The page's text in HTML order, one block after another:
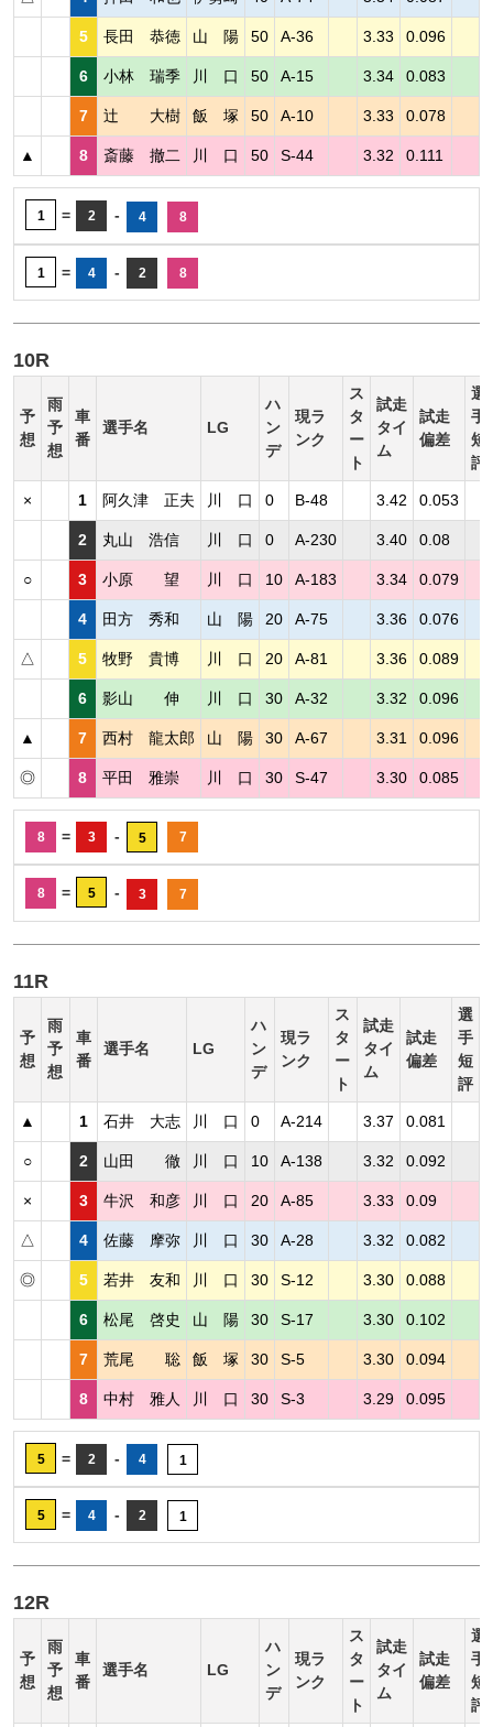
5 長田 恭徳 山 陽 50 A-36 3.33 0.096
6 小林 瑞季 川 口 50 A-15 3.34 0.083
7 辻 大樹 飯 塚 50 A-10 3.33 0.078
▲ 8 斎藤 撤二 川 口 50 S-44 3.32 0.111
1 = 2 - 4 8
1 = 4 - 2 8
10R
予
想
雨
予
想
車
番
選手名 LG
ハ
ン
デ
現ラ
ンク
ス
タ
ー
ト
試走
タイ
ム
試走
偏差
選
手
短
評
× 1 阿久津 正夫 川 口 0 B-48 3.42 0.053
2 丸山 浩信 川 口 0 A-230 3.40 0.08
○ 3 小原 望 川 口 10 A-183 3.34 0.079
4 田方 秀和 山 陽 20 A-75 3.36 0.076
△ 5 牧野 貴博 川 口 20 A-81 3.36 0.089
6 影山 伸 川 口 30 A-32 3.32 0.096
▲ 7 西村 龍太郎 山 陽 30 A-67 3.31 0.096
◎ 8 平田 雅崇 川 口 30 S-47 3.30 0.085
8 = 3 - 5 7
8 = 5 - 3 7
11R
予
想
雨
予
想
車
番
選手名 LG
ハ
ン
デ
現ラ
ンク
ス
タ
ー
ト
試走
タイ
ム
試走
偏差
選
手
短
評
▲ 1 石井 大志 川 口 0 A-214 3.37 0.081
○ 2 山田 徹 川 口 10 A-138 3.32 0.092
× 3 牛沢 和彦 川 口 20 A-85 3.33 0.09
△ 4 佐藤 摩弥 川 口 30 A-28 3.32 0.082
◎ 5 若井 友和 川 口 30 S-12 3.30 0.088
6 松尾 啓史 山 陽 30 S-17 3.30 0.102
7 荒尾 聡 飯 塚 30 S-5 3.30 0.094
8 中村 雅人 川 口 30 S-3 3.29 0.095
5 = 2 - 4 1
5 = 4 - 2 1
12R
予
想
雨
予
想
車
番
選手名 LG
ハ
ン
デ
現ラ
ンク
ス
タ
ー
ト
試走
タイ
ム
試走
偏差
選
手
短
評